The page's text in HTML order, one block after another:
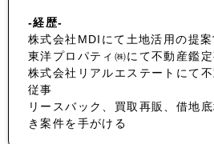
-経歴-
株式会社MDIにて土地活用の提
東洋プロパティ㈱にて不動産鑑
株式会社リアルエステートにて
従事
リースバック、買取再販、借地
き案件を手がける